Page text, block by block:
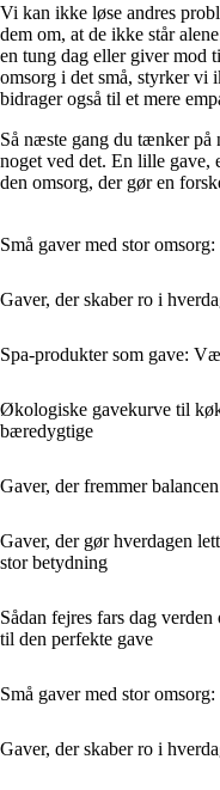
Vi kan ikke løse andres
dem om, at de ikke står
en tung dag eller giver mod
omsorg i det små, styrker vi
bidrager også til et mere
Så næste gang du tænker på
noget ved det. En lille gave,
den omsorg, der gør en
Små gaver med stor
Gaver, der skaber ro i
Spa-produkter som gave:
Økologiske gavekurve til
bæredygtige
Gaver, der fremmer
Gaver, der gør hverdagen
stor betydning
Sådan fejres fars dag
til den perfekte gave
Små gaver med stor
Gaver, der skaber ro i